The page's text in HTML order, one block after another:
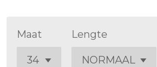
Maat Lengte